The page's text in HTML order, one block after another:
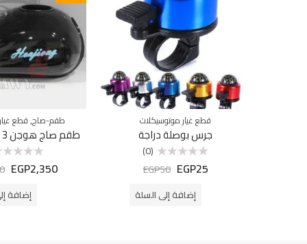
قطع غيار موتوسيكلات
جرس بوصلة دراجة
التقييم
(0)
EGP25
EGP50
إضافة إلى السلة
طقم-صاج,قطع
طقم صاج هوجن 3 اسود مستورد
التقييمEGP2,350
إضافة